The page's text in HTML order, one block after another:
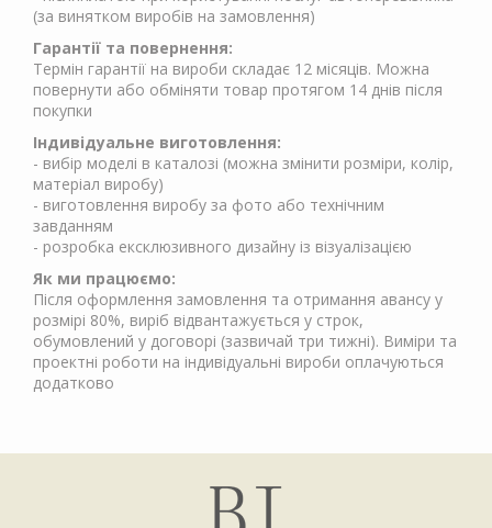
(за винятком виробів на замовлення)
Гарантії та повернення:
Термін гарантії на вироби складає 12 місяців. Можна
повернути або обміняти товар протягом 14 днів після
покупки
Індивідуальне виготовлення:
- вибір моделі в каталозі (можна змінити розміри, колір,
матеріал виробу)
- виготовлення виробу за фото або технічним
завданням
- розробка ексклюзивного дизайну із візуалізацією
Як ми працюємо:
Після оформлення замовлення та отримання авансу у
розмірі 80%, виріб відвантажується у строк,
обумовлений у договорі (зазвичай три тижні). Виміри та
проектні роботи на індивідуальні вироби оплачуються
додатково